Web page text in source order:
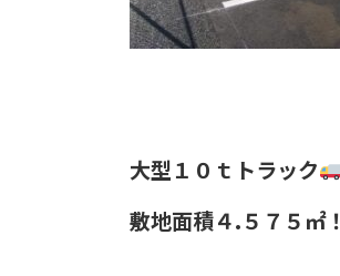
大型１０ｔトラック
敷地面積４.５７５㎡！